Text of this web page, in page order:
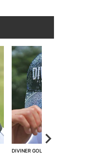
DIVINER GOLF